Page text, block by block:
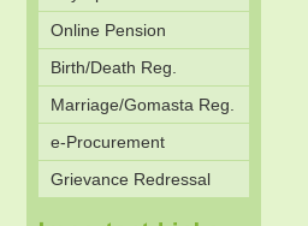
Online Pension
Birth/Death Reg.
Marriage/Gomasta Reg.
e-Procurement
Grievance Redressal